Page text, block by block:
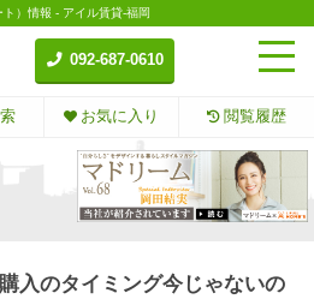
）情報 - アイル賃貸-福岡
092-687-0610
お気に入り 閲覧履歴
入のタイミング今じゃないの